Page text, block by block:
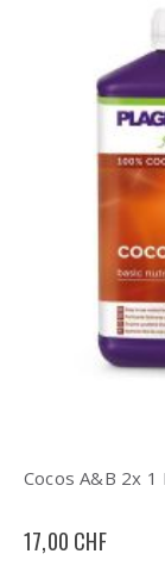
Cocos A&B 2x
17,00 CHF